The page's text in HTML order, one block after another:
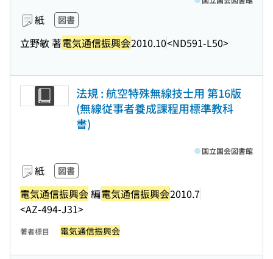
紙 図書
立野敏 著電気通信振興会2010.10<ND591-L50>
法規 : 航空特殊無線技士用 第16版
(無線従事者養成課程用標準教科
書)
紙 図書
電気通信振興会編電気通信振興会2010.7
<AZ-494-J31>
国立国会図書館
著者標目 電気通信振興会